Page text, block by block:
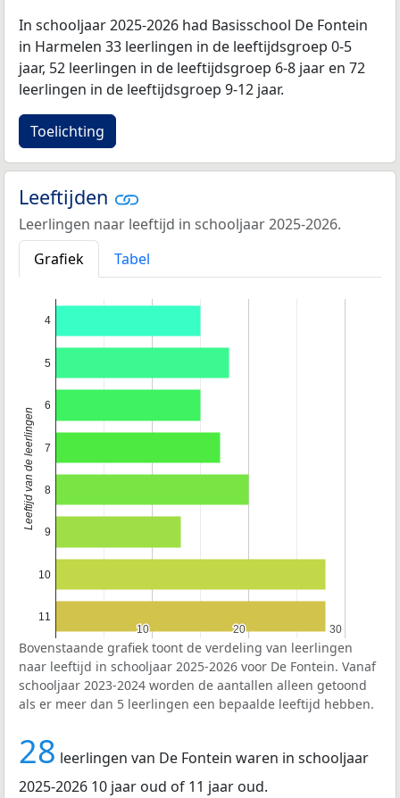
In schooljaar 2025-2026 had Basisschool De Fontein
in Harmelen 33 leerlingen in de leeftijdsgroep 0-5
jaar, 52 leerlingen in de leeftijdsgroep 6-8 jaar en 72
leerlingen in de leeftijdsgroep 9-12 jaar.
Toelichting
Leeftijden
Leerlingen naar leeftijd in schooljaar 2025-2026.
Grafiek
Tabel
10
10 20
20 30
30
4
5
6
7
8
9
10
11
Leeftijd van de leerlingen
Bovenstaande grafiek toont de verdeling van leerlingen
naar leeftijd in schooljaar 2025-2026 voor De Fontein. Vanaf
schooljaar 2023-2024 worden de aantallen alleen getoond
als er meer dan 5 leerlingen een bepaalde leeftijd hebben.
28 leerlingen van De Fontein waren in schooljaar
2025-2026 10 jaar oud of 11 jaar oud.